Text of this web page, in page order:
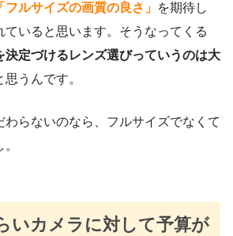
「フルサイズの画質の良さ」 を期待し
ていると思います。そうなってくる
決定づけるレンズ選びっていうのは大
思うんです。
わらないのなら、フルサイズでなくて
いカメラに対して予算が